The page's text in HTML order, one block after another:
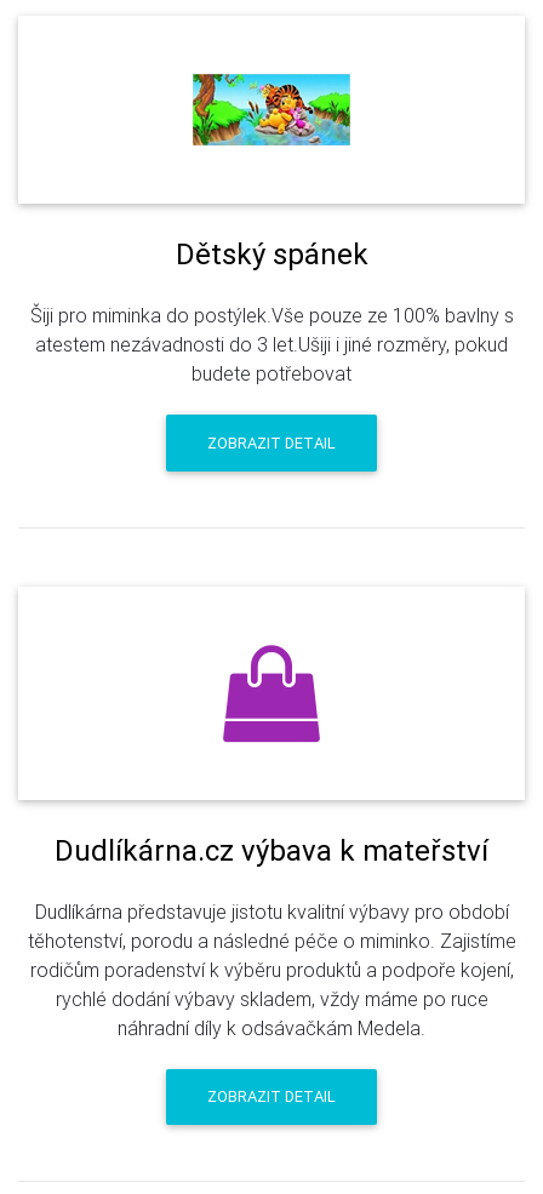
Dětský spánek
Šiji pro miminka do postýlek.Vše pouze ze 100% bavlny s
atestem nezávadnosti do 3 let.Ušiji i jiné rozměry, pokud
budete potřebovat
ZOBRAZIT DETAIL
Dudlíkárna.cz výbava k mateřství
Dudlíkárna představuje jistotu kvalitní výbavy pro období
těhotenství, porodu a následné péče o miminko. Zajistíme
rodičům poradenství k výběru produktů a podpoře kojení,
rychlé dodání výbavy skladem, vždy máme po ruce
náhradní díly k odsávačkám Medela.
ZOBRAZIT DETAIL